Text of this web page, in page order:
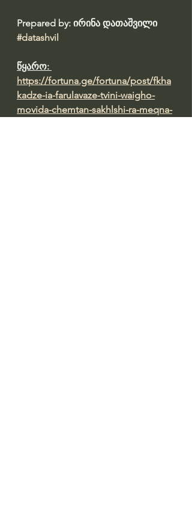
Prepared by: ირინა დათაშვილი
#datashvil
წყარო:
https://fortuna.ge/fortuna/post/fkha
kadze-ia-farulavaze-tvini-waigho-
movida-chemtan-sakhlshi-ra-meqna-